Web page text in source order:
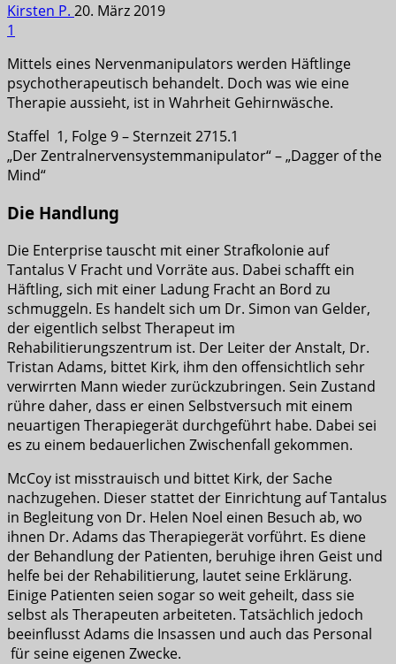
Kirsten P. 20. März 2019
1
Mittels eines Nervenmanipulators werden Häftlinge
psychotherapeutisch behandelt. Doch was wie eine
Therapie aussieht, ist in Wahrheit Gehirnwäsche.
Staffel 1, Folge 9 – Sternzeit 2715.1
„Der Zentralnervensystemmanipulator“ – „Dagger of the
Mind“
Die Handlung
Die Enterprise tauscht mit einer Strafkolonie auf
Tantalus V Fracht und Vorräte aus. Dabei schafft ein
Häftling, sich mit einer Ladung Fracht an Bord zu
schmuggeln. Es handelt sich um Dr. Simon van Gelder,
der eigentlich selbst Therapeut im
Rehabilitierungszentrum ist. Der Leiter der Anstalt, Dr.
Tristan Adams, bittet Kirk, ihm den offensichtlich sehr
verwirrten Mann wieder zurückzubringen. Sein Zustand
rühre daher, dass er einen Selbstversuch mit einem
neuartigen Therapiegerät durchgeführt habe. Dabei sei
es zu einem bedauerlichen Zwischenfall gekommen.
McCoy ist misstrauisch und bittet Kirk, der Sache
nachzugehen. Dieser stattet der Einrichtung auf Tantalus
in Begleitung von Dr. Helen Noel einen Besuch ab, wo
ihnen Dr. Adams das Therapiegerät vorführt. Es diene
der Behandlung der Patienten, beruhige ihren Geist und
helfe bei der Rehabilitierung, lautet seine Erklärung.
Einige Patienten seien sogar so weit geheilt, dass sie
selbst als Therapeuten arbeiteten. Tatsächlich jedoch
beeinflusst Adams die Insassen und auch das Personal
für seine eigenen Zwecke.